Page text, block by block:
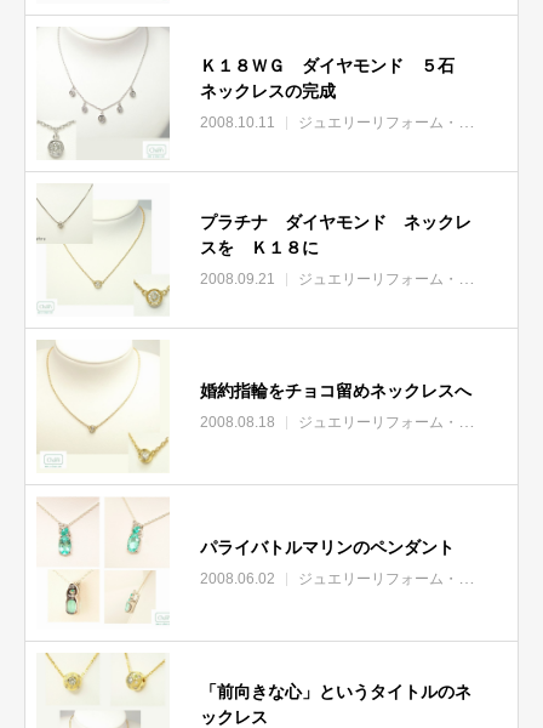
Ｋ１８ＷＧ ダイヤモンド ５石
ネックレスの完成
2008.10.11 ジュエリーリフォーム・リモデル
プラチナ ダイヤモンド ネックレ
スを Ｋ１８に
2008.09.21 ジュエリーリフォーム・リモデル
婚約指輪をチョコ留めネックレスへ
2008.08.18 ジュエリーリフォーム・リモデル
パライバトルマリンのペンダント
2008.06.02 ジュエリーリフォーム・リモデル
「前向きな心」というタイトルのネ
ックレス